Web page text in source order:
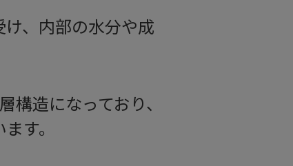
、内部の水分や成
造になっており、
す。